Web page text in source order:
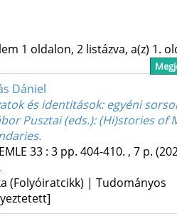
1 oldalon, 2 listázva, a(z) 1.
Dániel
és identitások: egyéni
Pusztai (eds.): (Hi)stories
33: 3 pp. 404-410. , 7 p.
(Folyóiratcikk) | Tudományos